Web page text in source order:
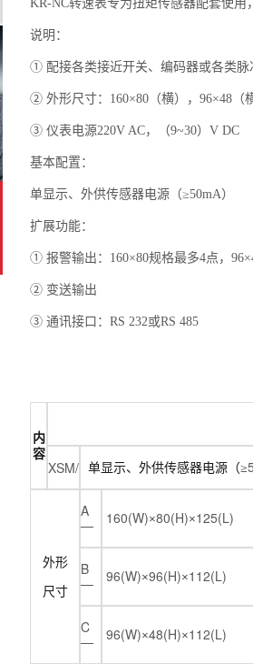
KR-NC转速表专为扭矩传感器配套使用
说明：
① 配接各类接近开关、编码器或各类脉
② 外形尺寸：160×80（横），96×48（
③ 仪表电源220V AC，（9~30）V DC
基本配置：
单显示、外供传感器电源（≥50mA）
扩展功能：
① 报警输出：160×80规格最多4点，
② 变送输出
③ 通讯接口：RS 232或RS 485
内
容
XSM/ 单显示、外供传感器电源（≥
外形
尺寸
A
— 160(W)×80(H)×125(L)
B
— 96(W)×96(H)×112(L)
C
— 96(W)×48(H)×112(L)